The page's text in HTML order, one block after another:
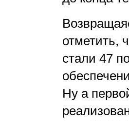
отметить,
стали 47
Ну а